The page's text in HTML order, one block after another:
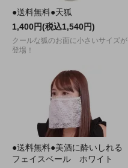
●送料無料●天狐
1,400円(税込1,540円)
クールな狐のお面に小さいサイズが
登場！
●送料無料●美酒に酔いしれる
フェイスベール ホワイト